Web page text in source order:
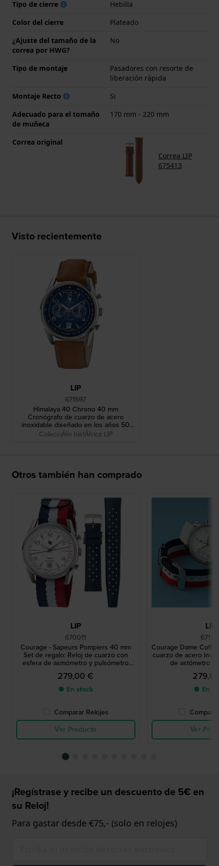
Tipo de cierre
Hebilla
Color del cierre
Plateado
¿Ajuste del tamaño de la
correa por HWG?
No
Tipo de montaje
Pasadores con resorte de
liberación rápida
Montaje Recto
Si
Adecuado para el tomaño
de muñeca
170 mm - 220 mm
Correa original
Correa LIP
675413
Visto recientemente
LIP
671597
Himalaya 40 Chrono 40 mm
Cronógrafo de cuarzo de acero
inoxidable diseñado en los años 50
con fecha
ColecciĂłn histĂłrica LIP
Otros también han comprado
LIP
670011
Courage - Sapeurs Pompiers 40 mm
Set de regalo: Reloj de cuarzo con
esfera de asmómetro y pulsómetro
con correa de caucho adicional
279,00 €
● En stock
Comparar Relojes
Ver Producto
LIP
Courage Dame
cuarzo de acero
de astómetro y
● En
Ver
¡Regístrase y recibe un descuento de 5€ en
su Reloj!
Para gastar desde €75,- (solo en relojes)